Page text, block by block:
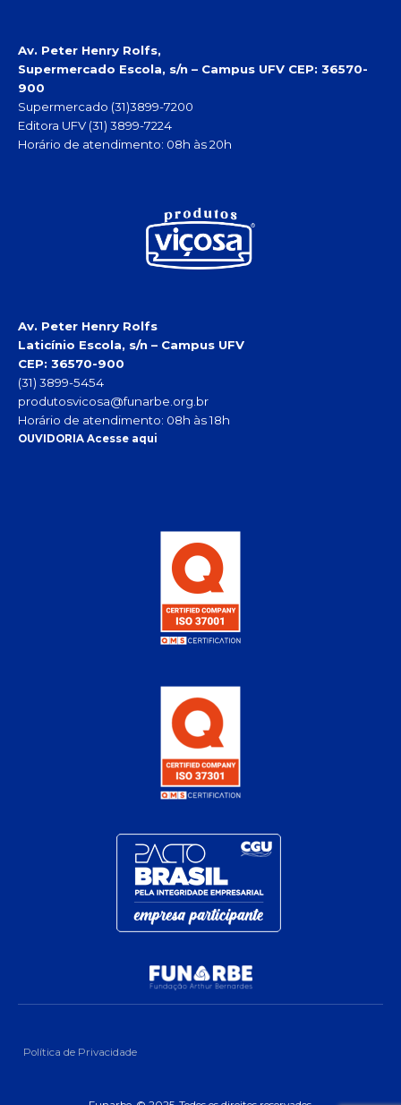
Av. Peter Henry Rolfs,
Supermercado Escola, s/n – Campus UFV CEP: 36570-
900
Supermercado (31)3899-7200
Editora UFV (31) 3899-7224
Horário de atendimento: 08h às 20h
Av. Peter Henry Rolfs
Laticínio Escola, s/n – Campus UFV
CEP: 36570-900
(31) 3899-5454
produtosvicosa@funarbe.org.br
Horário de atendimento: 08h às 18h
OUVIDORIA Acesse aqui
Política de Privacidade